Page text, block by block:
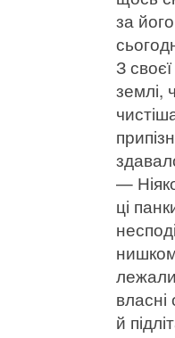
за
З
землі,
—
ці
й